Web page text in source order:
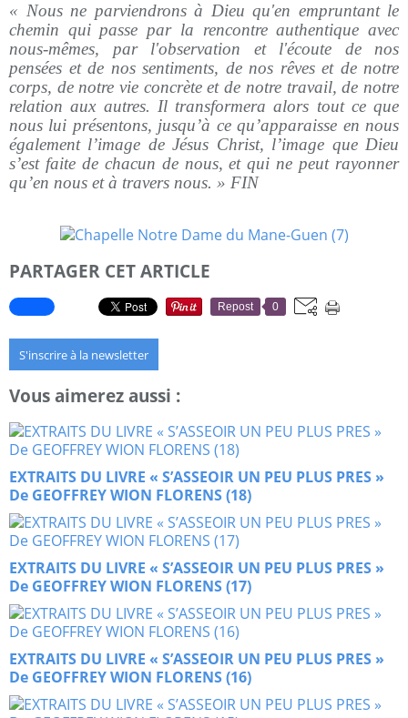
« Nous ne parviendrons à Dieu qu'en empruntant le
chemin qui passe par la rencontre authentique avec
nous-mêmes, par l'observation et l'écoute de nos
pensées et de nos sentiments, de nos rêves et de notre
corps, de notre vie concrète et de notre travail, de notre
relation aux autres. Il transformera alors tout ce que
nous lui présentons, jusqu’à ce qu’apparaisse en nous
également l’image de Jésus Christ, l’image que Dieu
s’est faite de chacun de nous, et qui ne peut rayonner
qu’en nous et à travers nous. » FIN
PARTAGER CET ARTICLE
Repost 0
S'inscrire à la newsletter
Vous aimerez aussi :
EXTRAITS DU LIVRE « S’ASSEOIR UN PEU PLUS PRES »
De GEOFFREY WION FLORENS (18)
EXTRAITS DU LIVRE « S’ASSEOIR UN PEU PLUS PRES »
De GEOFFREY WION FLORENS (17)
EXTRAITS DU LIVRE « S’ASSEOIR UN PEU PLUS PRES »
De GEOFFREY WION FLORENS (16)